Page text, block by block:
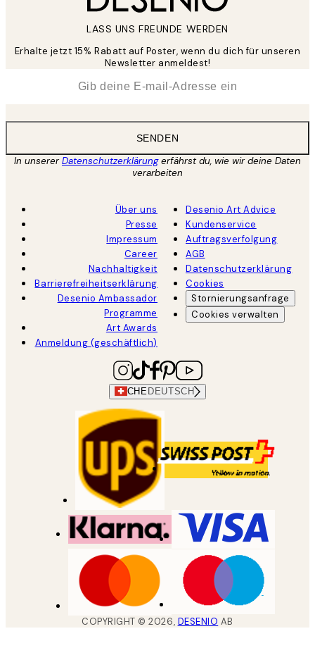
LASS UNS FREUNDE WERDEN
Erhalte jetzt 15% Rabatt auf Poster, wenn du dich für unseren
Newsletter anmeldest!
SENDEN
In unsererDatenschutzerklärungerfährst du, wie wir deine Daten
verarbeiten
Über uns
Presse
Impressum
Career
Nachhaltigkeit
Barrierefreiheitserklärung
Desenio Ambassador
Programme
Art Awards
Anmeldung (geschäftlich)
Desenio Art Advice
Kundenservice
Auftragsverfolgung
AGB
Datenschutzerklärung
Cookies
Stornierungsanfrage
Cookies verwalten
CHE DEUTSCH
COPYRIGHT ©2026, DESENIO AB